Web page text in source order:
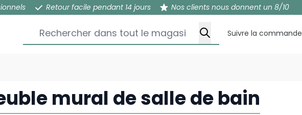
Retour facile pendant 14 jours Nos clients nous donnent un 8/10
Rechercher dans tout le magasin...
Suivre la commande
mural de salle de bain